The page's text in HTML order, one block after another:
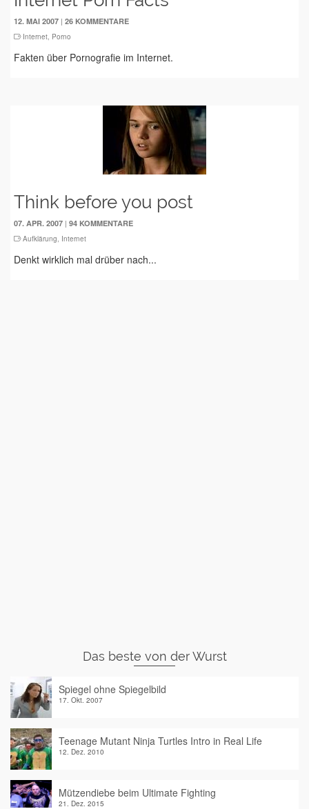
12. MAI 2007 | 26 KOMMENTARE
Internet, Porno
Fakten über Pornografie im Internet.
Think before you post
07. APR. 2007 | 94 KOMMENTARE
Aufklärung, Internet
Denkt wirklich mal drüber nach...
Das beste von der Wurst
Spiegel ohne Spiegelbild
17. Okt. 2007
Teenage Mutant Ninja Turtles Intro in Real Life
12. Dez. 2010
Mützendiebe beim Ultimate Fighting
21. Dez. 2015